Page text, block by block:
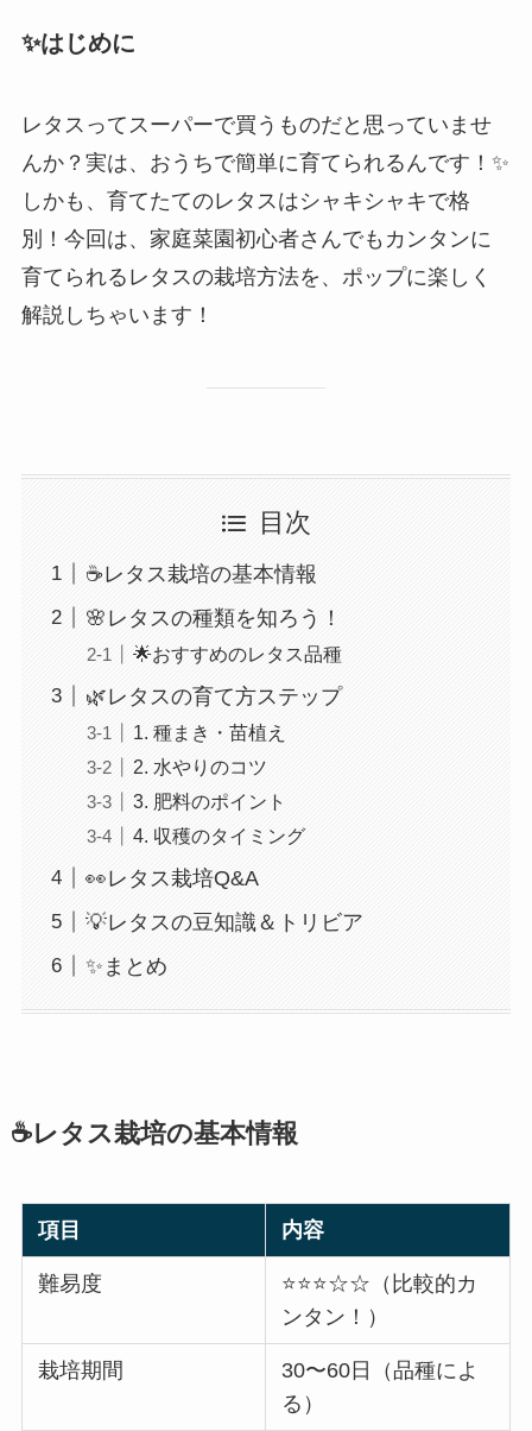
✨はじめに
レタスってスーパーで買うものだと思っていませ
んか？実は、おうちで簡単に育てられるんです！✨
しかも、育てたてのレタスはシャキシャキで格
別！今回は、家庭菜園初心者さんでもカンタンに
育てられるレタスの栽培方法を、ポップに楽しく
解説しちゃいます！
目次
☕レタス栽培の基本情報
🌸レタスの種類を知ろう！
🌟おすすめのレタス品種
🌿レタスの育て方ステップ
1. 種まき・苗植え
2. 水やりのコツ
3. 肥料のポイント
4. 収穫のタイミング
👀レタス栽培Q&A
💡レタスの豆知識＆トリビア
✨まとめ
☕レタス栽培の基本情報
項目 内容
難易度
⭐⭐⭐☆☆（比較的カ
ンタン！）
栽培期間
30〜60日（品種によ
る）